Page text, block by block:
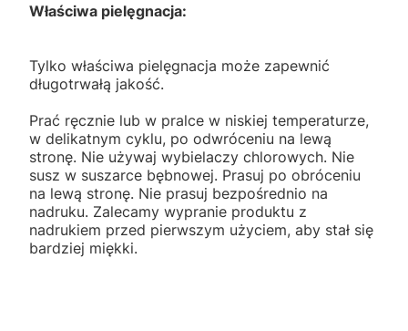
Właściwa pielęgnacja:
Tylko właściwa pielęgnacja może zapewnić
długotrwałą jakość.
Prać ręcznie lub w pralce w niskiej temperaturze,
w delikatnym cyklu, po odwróceniu na lewą
stronę. Nie używaj wybielaczy chlorowych. Nie
susz w suszarce bębnowej. Prasuj po obróceniu
na lewą stronę. Nie prasuj bezpośrednio na
nadruku. Zalecamy wypranie produktu z
nadrukiem przed pierwszym użyciem, aby stał się
bardziej miękki.